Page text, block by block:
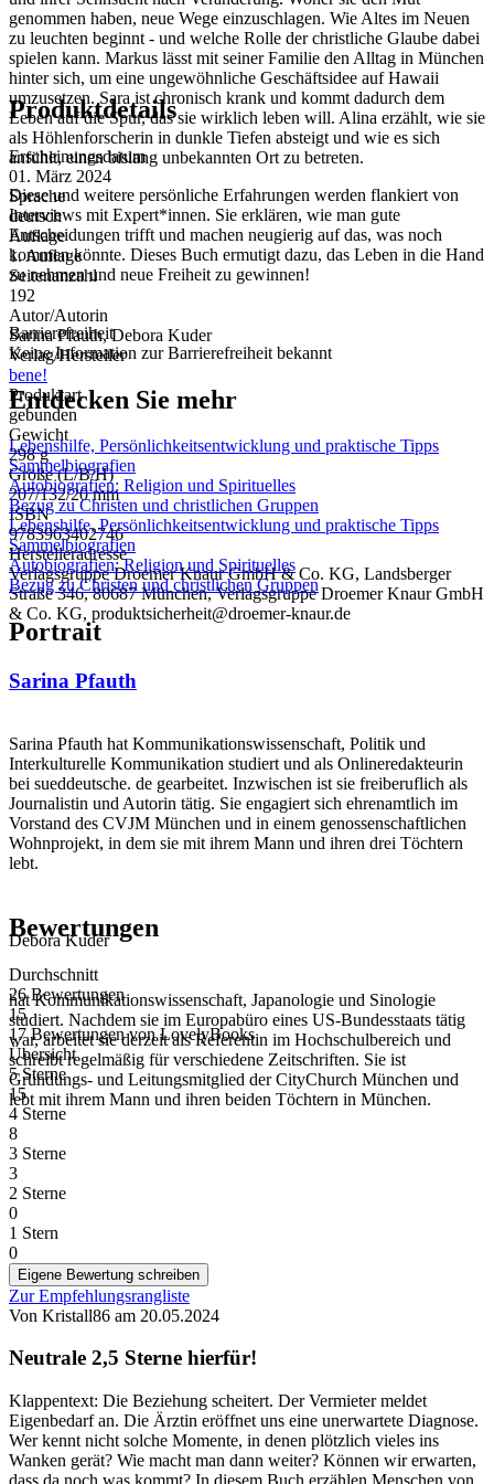
genommen haben, neue Wege einzuschlagen. Wie Altes im Neuen
zu leuchten beginnt - und welche Rolle der christliche Glaube dabei
spielen kann. Markus lässt mit seiner Familie den Alltag in München
hinter sich, um eine ungewöhnliche Geschäftsidee auf Hawaii
umzusetzen. Sara ist chronisch krank und kommt dadurch dem
Leben auf die Spur, das sie wirklich leben will. Alina erzählt, wie sie
als Höhlenforscherin in dunkle Tiefen absteigt und wie es sich
anfühlt, einen bislang unbekannten Ort zu betreten.
Diese und weitere persönliche Erfahrungen werden flankiert von
Interviews mit Expert*innen. Sie erklären, wie man gute
Entscheidungen trifft und machen neugierig auf das, was noch
kommen könnte. Dieses Buch ermutigt dazu, das Leben in die Hand
zu nehmen und neue Freiheit zu gewinnen!
Produktdetails
Erscheinungsdatum
01. März 2024
Sprache
deutsch
Auflage
1. Auflage
Seitenanzahl
192
Autor/Autorin
Sarina Pfauth, Debora Kuder
Verlag/Hersteller
bene!
Produktart
gebunden
Gewicht
298 g
Größe (L/B/H)
207/132/20 mm
ISBN
9783963402746
Herstelleradresse
Verlagsgruppe Droemer Knaur GmbH & Co. KG, Landsberger
Straße 346, 80687 München, Verlagsgruppe Droemer Knaur GmbH
& Co. KG, produktsicherheit@droemer-knaur.de
Barrierefreiheit
Keine Information zur Barrierefreiheit bekannt
Entdecken Sie mehr
Lebenshilfe, Persönlichkeitsentwicklung und praktische Tipps
Sammelbiografien
Autobiografien: Religion und Spirituelles
Bezug zu Christen und christlichen Gruppen
Lebenshilfe, Persönlichkeitsentwicklung und praktische Tipps
Sammelbiografien
Autobiografien: Religion und Spirituelles
Bezug zu Christen und christlichen Gruppen
Portrait
Sarina Pfauth
Sarina Pfauth hat Kommunikationswissenschaft, Politik und
Interkulturelle Kommunikation studiert und als Onlineredakteurin
bei sueddeutsche. de gearbeitet. Inzwischen ist sie freiberuflich als
Journalistin und Autorin tätig. Sie engagiert sich ehrenamtlich im
Vorstand des CVJM München und in einem genossenschaftlichen
Wohnprojekt, in dem sie mit ihrem Mann und ihren drei Töchtern
lebt.
Debora Kuder
hat Kommunikationswissenschaft, Japanologie und Sinologie
studiert. Nachdem sie im Europabüro eines US-Bundesstaats tätig
war, arbeitet sie derzeit als Referentin im Hochschulbereich und
schreibt regelmäßig für verschiedene Zeitschriften. Sie ist
Gründungs- und Leitungsmitglied der CityChurch München und
lebt mit ihrem Mann und ihren beiden Töchtern in München.
Bewertungen
Durchschnitt
26 Bewertungen
15
17 BewertungenvonLovelyBooks
Übersicht
5 Sterne
15
4 Sterne
8
3 Sterne
3
2 Sterne
0
1 Stern
0
Eigene Bewertung schreiben
Zur Empfehlungsrangliste
Von Kristall86 am 20.05.2024
Neutrale 2,5 Sterne hierfür!
Klappentext: Die Beziehung scheitert. Der Vermieter meldet
Eigenbedarf an. Die Ärztin eröffnet uns eine unerwartete Diagnose.
Wer kennt nicht solche Momente, in denen plötzlich vieles ins
Wanken gerät? Wie macht man dann weiter? Können wir erwarten,